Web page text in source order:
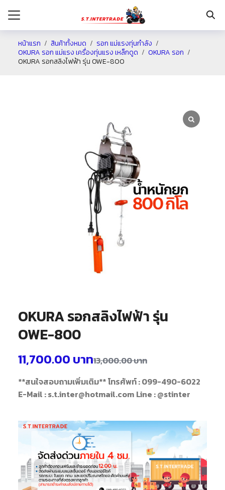
หน้าแรก สินค้าทั้งหมด
รอก แม่แรงทุ่นกำลัง
OKURA รอก แม่แรง เครื่องทุ่นแรง เหล็กดูด
OKURA รอก
OKURA รอกสลิงไฟฟ้า รุ่น OWE-800
OKURA รอกสลิงไฟฟ้า รุ่น
OWE-800
13,000.00บาท
11,700.00 บาท
**สนใจสอบถามเพิ่มเติม**โทรศัพท์ : 099-490-6022
E-Mail : s.t.inter@hotmail.com Line : @stinter